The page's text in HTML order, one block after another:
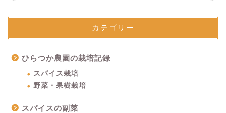
カテゴリー
ひらつか農園の栽培記録
スパイス栽培
野菜・果樹栽培
スパイスの副菜